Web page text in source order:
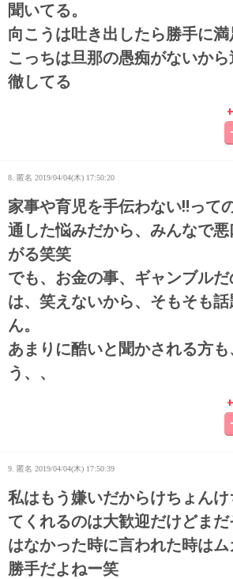
聞いてる。
向こうは吐き出したら勝手に満
こっちは旦那の愚痴がないか
徹してる
8. 匿名 2019/04/04(木) 17:50:20
家事や育児を手伝わない‼️って
通した悩みだから、みんなで
がる笑笑
でも、お金の事、ギャンブル
は、笑えないから、そもそも
ん。
あまりに酷いと聞かされる方も
う、、
9. 匿名 2019/04/04(木) 17:50:39
私はもう嫌いだからけちょん
てくれるのは大歓迎だけどま
はなかった時に言われた時はム
勝手だよねー笑